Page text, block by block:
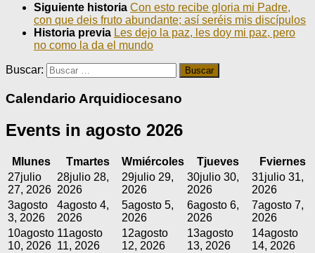
Siguiente historia Con esto recibe gloria mi Padre,
con que deis fruto abundante; así seréis mis discípulos
Historia previa Les dejo la paz, les doy mi paz, pero
no como la da el mundo
Buscar:
Calendario Arquidiocesano
Events in agosto 2026
M lunes Tmartes Wmiércoles Tjueves Fviernes
27julio
27, 2026
28julio 28,
2026
29julio 29,
2026
30julio 30,
2026
31julio 31,
2026
3agosto
3, 2026
4agosto 4,
2026
5agosto 5,
2026
6agosto 6,
2026
7agosto 7,
2026
10agosto
10, 2026
11agosto
11, 2026
12agosto
12, 2026
13agosto
13, 2026
14agosto
14, 2026